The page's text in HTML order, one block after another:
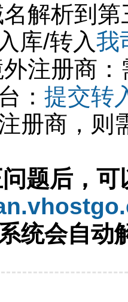
解析到
库/转入我
注册商
： 提交转
册商，则
题后，可
统会自动